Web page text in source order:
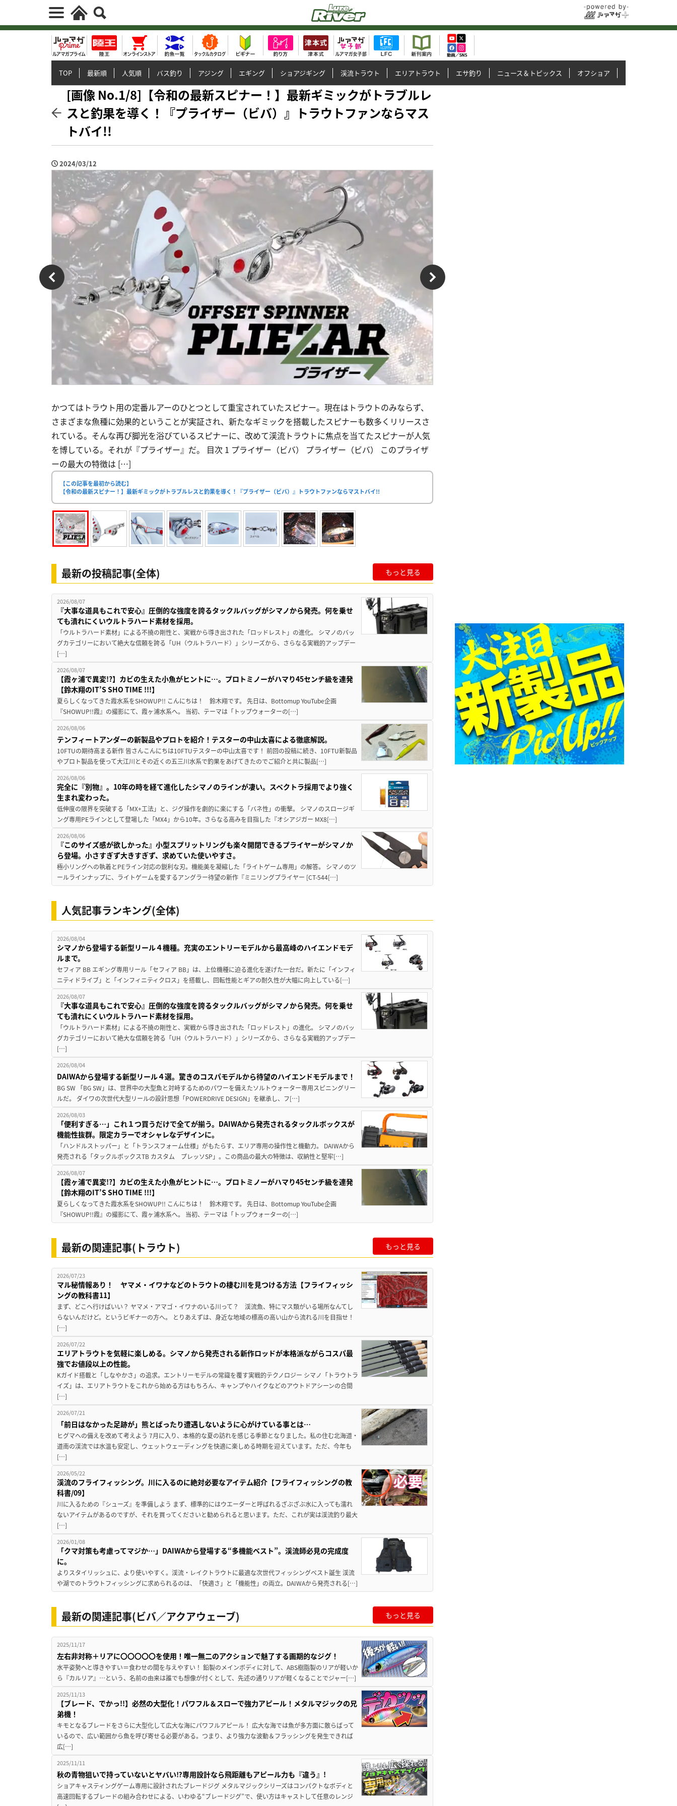
TOP 最新順 人気順 バス釣り アジング エギング ショアジギング 渓流トラウト エリアトラウト エサ釣り ニュース＆トピックス オフショア
[画像 No.1/8]【令和の最新スピナー！】最新ギミックがトラブルレ
スと釣果を導く！『プライザー（ビバ）』トラウトファンならマス
トバイ!!
2024/03/12
かつてはトラウト用の定番ルアーのひとつとして重宝されていたスピナー。現在はトラウトのみならず、
さまざまな魚種に効果的ということが実証され、新たなギミックを搭載したスピナーも数多くリリースさ
れている。そんな再び脚光を浴びているスピナーに、改めて渓流トラウトに焦点を当てたスピナーが人気
を博している。それが『プライザー』だ。 目次 1 プライザー（ビバ） プライザー（ビバ） このプライザ
ーの最大の特徴は […]
【この記事を最初から読む】
【令和の最新スピナー！】最新ギミックがトラブルレスと釣果を導く！『プライザー（ビバ）』トラウトファンならマストバイ!!
最新の投稿記事(全体) もっと見る
2026/08/07
『大事な道具もこれで安心』圧倒的な強度を誇るタックルバッグがシマノから発売。何を乗せ
ても潰れにくいウルトラハード素材を採用。
「ウルトラハード素材」による不撓の剛性と、実戦から導き出された「ロッドレスト」の進化。 シマノのバッ
グカテゴリーにおいて絶大な信頼を誇る「UH（ウルトラハード）」シリーズから、さらなる実戦的アップデー
[…]
2026/08/07
【霞ヶ浦で異変!?】カビの生えた小魚がヒントに…。プロトミノーがハマり45センチ級を連発
【鈴木翔のIT’S SHO TIME !!!】
夏らしくなってきた霞水系をSHOWUP!! こんにちは！ 鈴木翔です。 先日は、Bottomup YouTube企画
『SHOWUP!!霞』の撮影にて、霞ヶ浦水系へ。 当初、テーマは「トップウォーターの[…]
2026/08/06
テンフィートアンダーの新製品やプロトを紹介！テスターの中山太喜による徹底解説。
10FTUの期待高まる新作 皆さんこんにちは10FTUテスターの中山太喜です！ 前回の投稿に続き、10FTU新製品
やプロト製品を使って大江川とその近くの五三川水系で釣果をあげてきたのでご紹介と共に製品[…]
2026/08/06
完全に『別物』。10年の時を経て進化したシマノのラインが凄い。スペクトラ採用でより強く
生まれ変わった。
低伸度の限界を突破する「MX+工法」と、ジグ操作を劇的に楽にする「バネ性」の衝撃。 シマノのスロージギ
ング専用PEラインとして登場した「MX4」から10年。さらなる高みを目指した『オシアジガー MX8[…]
2026/08/06
『このサイズ感が欲しかった』小型スプリットリングも楽々開閉できるプライヤーがシマノか
ら登場。小さすぎず大きすぎず、求めていた使いやすさ。
極小リングへの執着とPEライン対応の鋭利な刃。機能美を凝縮した「ライトゲーム専用」の解答。 シマノのツ
ールラインナップに、ライトゲームを愛するアングラー待望の新作『ミニリングプライヤー [CT-544[…]
人気記事ランキング(全体)
2026/08/04
シマノから登場する新型リール４機種。充実のエントリーモデルから最高峰のハイエンドモデ
ルまで。
セフィア BB エギング専用リール「セフィア BB」は、上位機種に迫る進化を遂げた一台だ。新たに「インフィ
ニティドライブ」と「インフィニティクロス」を搭載し、回転性能とギアの耐久性が大幅に向上している[…]
2026/08/07
『大事な道具もこれで安心』圧倒的な強度を誇るタックルバッグがシマノから発売。何を乗せ
ても潰れにくいウルトラハード素材を採用。
「ウルトラハード素材」による不撓の剛性と、実戦から導き出された「ロッドレスト」の進化。 シマノのバッ
グカテゴリーにおいて絶大な信頼を誇る「UH（ウルトラハード）」シリーズから、さらなる実戦的アップデー
[…]
2026/08/04
DAIWAから登場する新型リール４選。驚きのコスパモデルから待望のハイエンドモデルまで！
BG SW 「BG SW」は、世界中の大型魚と対峙するためのパワーを備えたソルトウォーター専用スピニングリー
ルだ。 ダイワの次世代大型リールの設計思想「POWERDRIVE DESIGN」を継承し、フ[…]
2026/08/03
「便利すぎる…」これ１つ買うだけで全てが揃う。DAIWAから発売されるタックルボックスが
機能性抜群。限定カラーでオシャレなデザインに。
「ハンドルストッパー」と「トランスフォーム仕様」がもたらす、エリア専用の操作性と機動力。 DAIWAから
発売される「タックルボックスTB カスタム プレッソSP」。この商品の最大の特徴は、収納性と堅牢[…]
2026/08/07
【霞ヶ浦で異変!?】カビの生えた小魚がヒントに…。プロトミノーがハマり45センチ級を連発
【鈴木翔のIT’S SHO TIME !!!】
夏らしくなってきた霞水系をSHOWUP!! こんにちは！ 鈴木翔です。 先日は、Bottomup YouTube企画
『SHOWUP!!霞』の撮影にて、霞ヶ浦水系へ。 当初、テーマは「トップウォーターの[…]
最新の関連記事(トラウト) もっと見る
2026/07/23
マル秘情報あり！ ヤマメ・イワナなどのトラウトの棲む川を見つける方法【フライフィッシ
ングの教科書11】
まず、どこへ行けばいい？ ヤマメ・アマゴ・イワナのいる川って？ 渓流魚、特にマス類がいる場所なんてし
らないんだけど。というビギナーの方へ。 とりあえずは、身近な地域の標高の高い山から流れる川を目指せ！
[…]
2026/07/22
エリアトラウトを気軽に楽しめる。シマノから発売される新作ロッドが本格派ながらコスパ最
強でお値段以上の性能。
Kガイド搭載と「しなやかさ」の追求。エントリーモデルの常識を覆す実戦的テクノロジー シマノ「トラウトラ
イズ」は、エリアトラウトをこれから始める方はもちろん、キャンプやハイクなどのアウトドアシーンの合間
[…]
2026/07/21
「前日はなかった足跡が」熊とばったり遭遇しないように心がけている事とは…
ヒグマへの備えを改めて考えよう 7月に入り、本格的な夏の訪れを感じる季節となりました。私の住む北海道・
道南の渓流では水温も安定し、ウェットウェーディングを快適に楽しめる時期を迎えています。ただ、今年も
[…]
2026/05/22
渓流のフライフィッシング。川に入るのに絶対必要なアイテム紹介【フライフィッシングの教
科書/09】
川に入るための『シューズ』を準備しよう まず、標準的にはウエーダーと呼ばれるざぶざぶ水に入っても濡れ
ないアイテムがあるのですが、それを買ってくださいと勧められると思います。ただ、これが実は渓流釣り最大
[…]
2026/01/08
「クマ対策も考慮ってマジか…」DAIWAから登場する“多機能ベスト”。渓流師必見の完成度
に。
よりスタイリッシュに、より使いやすく。渓流・レイクトラウトに最適な次世代フィッシングベスト誕生 渓流
や湖でのトラウトフィッシングに求められるのは、「快適さ」と「機能性」の両立。DAIWAから発売される[…]
最新の関連記事(ビバ／アクアウェーブ) もっと見る
2025/11/17
左右非対称＋リアに〇〇〇〇〇を使用！唯一無二のアクションで魅了する画期的なジグ！
水平姿勢へと導きやすい＝食わせの間を与えやすい！ 鉛製のメインボディに対して、ABS樹脂製のリアが軽いか
ら『カルリア』…という、名前の由来は誰でも想像が付くとして、先述の通りリアが軽くなることでジャー[…]
2025/11/13
【ブレード、でかっ!!】必然の大型化！パワフル＆スローで強力アピール！メタルマジックの兄
弟機！
キモとなるブレードをさらに大型化して広大な海にパワフルアピール！ 広大な海では魚が多方面に散らばって
いるので、広い範囲から魚を呼び寄せる必要がある。つまり、より強力な波動＆フラッシングを発生できれば
広[…]
2025/11/11
秋の青物狙いで持っていないとヤバい⁉専用設計なら飛距離もアピール力も『違う』!
ショアキャスティングゲーム専用に設計されたブレードジグ メタルマジックシリーズはコンパクトなボディと
高速回転するブレードの組み合わせによる、いわゆる“ブレードジグ”で、使い方はキャストして任意のレンジ